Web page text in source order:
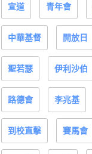
宣道 青年會
中華基督 開放日
聖若瑟 伊利沙伯
路德會 李兆基
到校直擊 賽馬會